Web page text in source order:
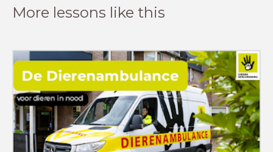
More lessons like this